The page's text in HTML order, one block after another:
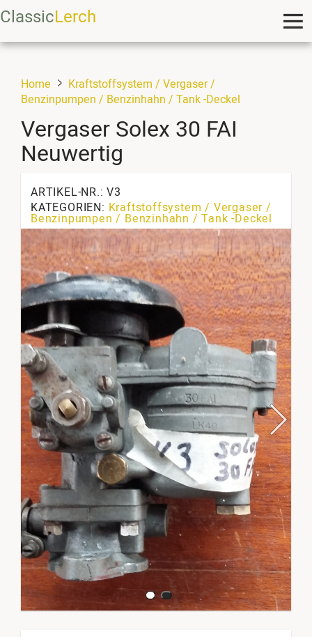
ClassicLerch
Home
Kraftstoffsystem / Vergaser /
Benzinpumpen / Benzinhahn / Tank -Deckel
Vergaser Solex 30 FAI
Neuwertig
ARTIKEL-NR.: V3
KATEGORIEN: Kraftstoffsystem / Vergaser /
Benzinpumpen / Benzinhahn / Tank -Deckel